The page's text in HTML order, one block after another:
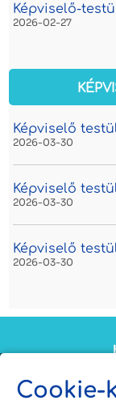
Képviselő-
2026-02-27
Képviselő
2026-03-30
Képviselő
2026-03-30
Képviselő
2026-03-30
Cookie-